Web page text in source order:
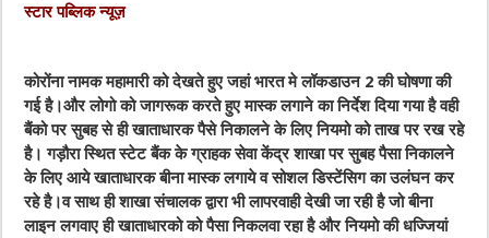
स्टार पब्लिक न्यूज़
कोरोंना नामक महामारी को देखते हुए जहां भारत मे लॉकडाउन 2 की घोषणा की
गई है।और लोगो को जागरूक करते हुए मास्क लगाने का निर्देश दिया गया है वही
बैंको पर सुबह से ही खाताधारक पैसे निकालने के लिए नियमो को ताख पर रख रहे
है। गड़ौरा स्थित स्टेट बैंक के ग्राहक सेवा केंद्र शाखा पर सुबह पैसा निकालने
के लिए आये खाताधारक बीना मास्क लगाये व सोशल डिस्टेंसिग का उलंघन कर
रहे है।व साथ ही शाखा संचालक द्वारा भी लापरवाही देखी जा रही है जो बीना
लाइन लगवाए ही खाताधारको को पैसा निकलवा रहा है और नियमो की धज्जियां